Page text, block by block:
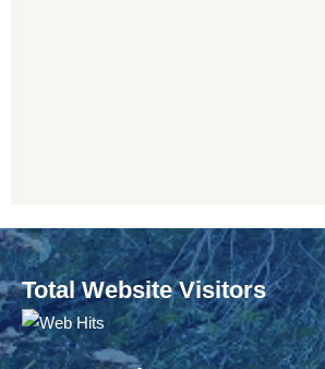
Total Website Visitors